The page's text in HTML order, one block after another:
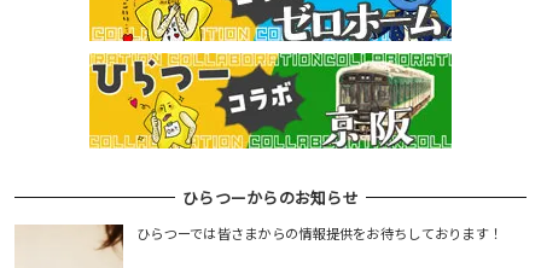
ひらつーからのお知らせ
ひらつーでは皆さまからの情報提供をお待ちしております！